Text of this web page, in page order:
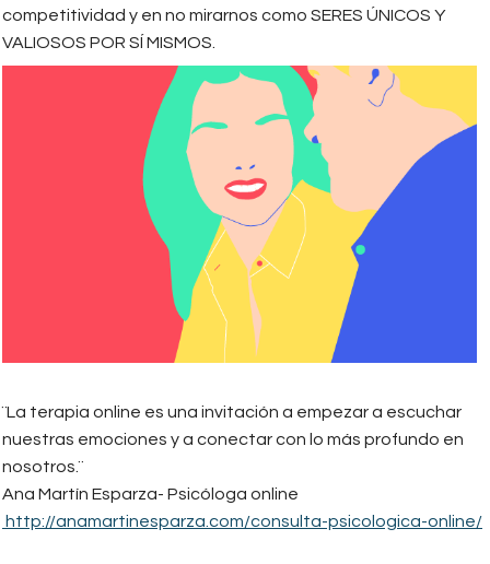
competitividad y en no mirarnos como SERES ÚNICOS Y
VALIOSOS POR SÍ MISMOS.
02_640.png
¨La terapia online es una invitación a empezar a escuchar
nuestras emociones y a conectar con lo más profundo en
nosotros.¨
Ana Martín Esparza- Psicóloga online
http://anamartinesparza.com/consulta-psicologica-online/